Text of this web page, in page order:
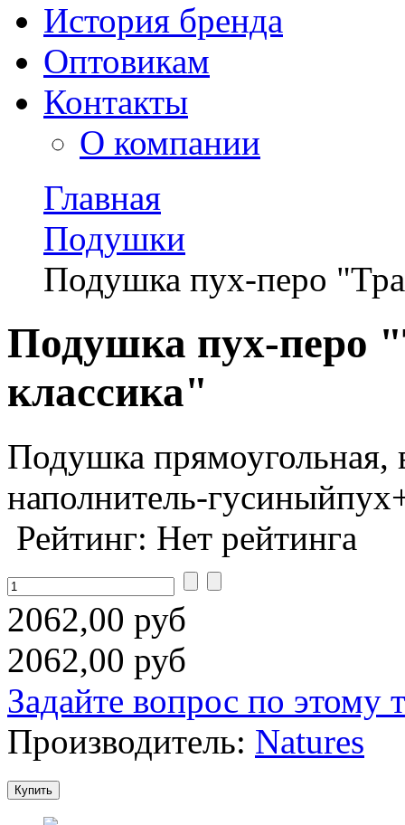
История бренда
Оптовикам
Контакты
О компании
Главная
Подушки
Подушка пух-перо
Подушка пух-перо
классика"
Подушка прямоугольная,
наполнитель-
Рейтинг: Нет рейтинга
2062,00 руб
2062,00 руб
Задайте вопрос по этому
Производитель: Natures